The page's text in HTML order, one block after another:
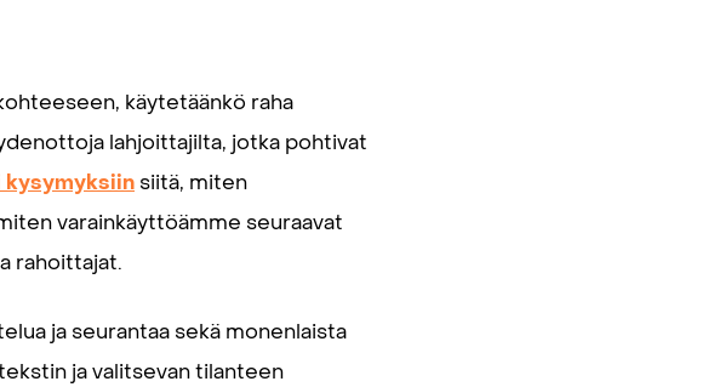
käytetäänkö raha
lahjoittajilta, jotka pohtivat
kysymyksiin siitä, miten
varainkäyttöämme seuraavat
rahoittajat.
ja seurantaa sekä monenlaista
ja valitsevan tilanteen